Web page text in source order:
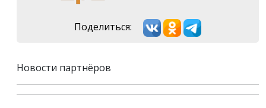
Поделиться:
Новости партнёров